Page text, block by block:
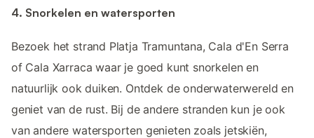
4. Snorkelen en watersporten
Bezoek het strand Platja Tramuntana, Cala d'En Serra
of Cala Xarraca waar je goed kunt snorkelen en
natuurlijk ook duiken. Ontdek de onderwaterwereld en
geniet van de rust. Bij de andere stranden kun je ook
van andere watersporten genieten zoals jetskiën,